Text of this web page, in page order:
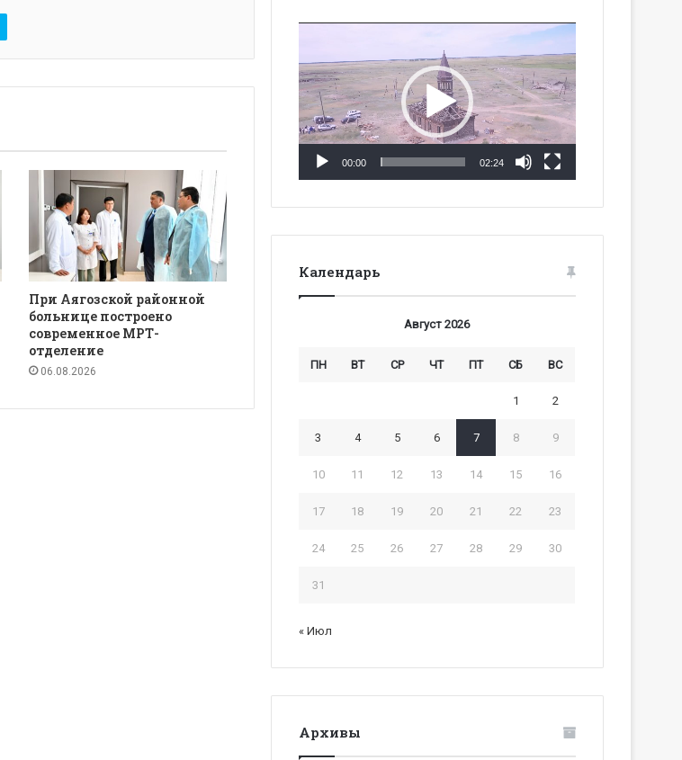
При Аягозской районной
больнице построено
современное МРТ-
отделение
06.08.2026
00:00 02:24
Календарь
Август 2026
ПН ВТ СР ЧТ ПТ СБ ВС
1 2
3 4 5 6 7 8 9
10 11 12 13 14 15 16
17 18 19 20 21 22 23
24 25 26 27 28 29 30
31
« Июл
Архивы